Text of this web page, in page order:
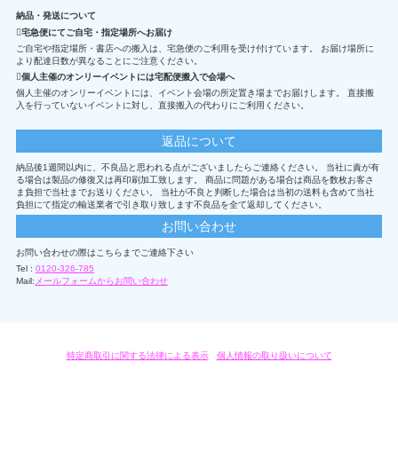
納品・発送について
宅急便にてご自宅・指定場所へお届け
ご自宅や指定場所・書店への搬入は、宅急便のご利用を受け付けています。 お届け場所に
より配達日数が異なることにご注意ください。
個人主催のオンリーイベントには宅配便搬入で会場へ
個人主催のオンリーイベントには、イベント会場の所定置き場までお届けします。 直接搬
入を行っていないイベントに対し、直接搬入の代わりにご利用ください。
返品について
納品後1週間以内に、不良品と思われる点がございましたらご連絡ください。 当社に責が有
る場合は製品の修復又は再印刷加工致します。 商品に問題がある場合は商品を数枚お客さ
ま負担で当社までお送りください。 当社が不良と判断した場合は当初の送料も含めて当社
負担にて指定の輸送業者で引き取り致します不良品を全て返却してください。
お問い合わせ
お問い合わせの際はこちらまでご連絡下さい
Tel : 0120-326-785
Mail: メールフォームからお問い合わせ
特定商取引に関する法律による表示/ 個人情報の取り扱いについて